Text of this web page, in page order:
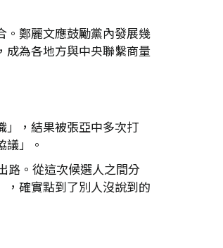
。鄭麗文應鼓勵黨內發展幾
成為各地方與中央聯繫商量
」，結果被張亞中多次打
」。
路。從這次候選人之間分
，確實點到了別人沒說到的